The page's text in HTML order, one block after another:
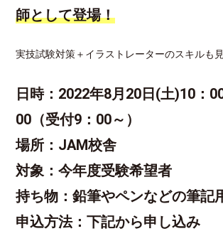
師として登場！
実技試験対策＋イラストレーターのスキルも
日時：2022年8月20日(土)10：
00（受付9：00～）
場所：JAM校舎
対象：今年度受験希望者
持ち物：鉛筆やペンなどの筆記
申込方法：下記から申し込み